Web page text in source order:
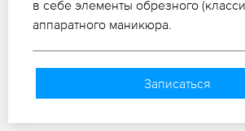
в себе элементы обрезного
аппаратного маникюра.
Записаться